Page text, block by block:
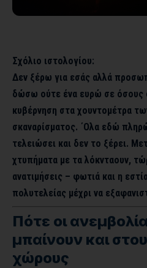
Σχόλιο ιστολογίου:
Δεν ξέρω για εσάς αλλά
δώσω ούτε ένα ευρώ σε όσους
κυβέρνηση στα χουντομέτρα
σκαναρίσματος. ΄Ολα εδώ
τελειώσει και δεν το ξέρει.
χτυπήματα με τα λόκνταουν,
ανατιμήσεις – φωτιά και η
πολυτελείας μέχρι να
Πότε οι
μπαίνουν και
χώρους